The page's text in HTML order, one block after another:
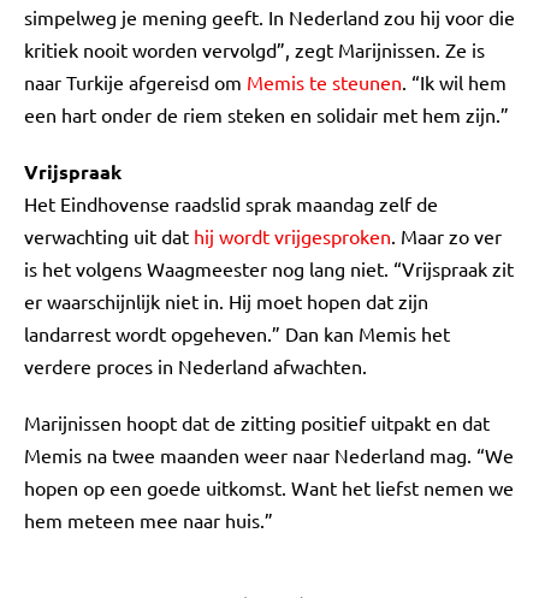
simpelweg je mening geeft. In Nederland zou hij voor die
kritiek nooit worden vervolgd”, zegt Marijnissen. Ze is
naar Turkije afgereisd om Memis te steunen. “Ik wil hem
een hart onder de riem steken en solidair met hem zijn.”
Vrijspraak
Het Eindhovense raadslid sprak maandag zelf de
verwachting uit dat hij wordt vrijgesproken. Maar zo ver
is het volgens Waagmeester nog lang niet. “Vrijspraak zit
er waarschijnlijk niet in. Hij moet hopen dat zijn
landarrest wordt opgeheven.” Dan kan Memis het
verdere proces in Nederland afwachten.
Marijnissen hoopt dat de zitting positief uitpakt en dat
Memis na twee maanden weer naar Nederland mag. “We
hopen op een goede uitkomst. Want het liefst nemen we
hem meteen mee naar huis.”